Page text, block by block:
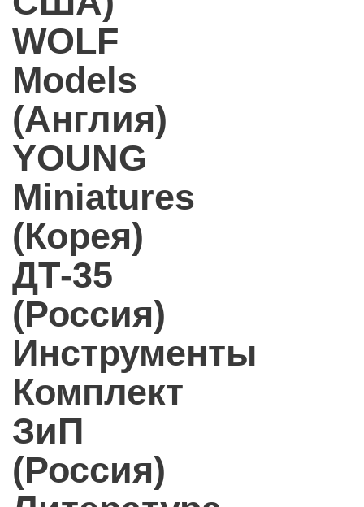
WOLF
Models
(Англия)
YOUNG
Miniatures
(Корея)
ДТ-35
(Россия)
Инструменты
Комплект
ЗиП
(Россия)